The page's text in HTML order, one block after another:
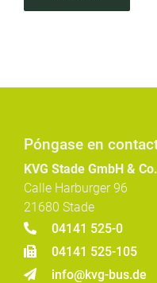
Póngase en
KVG Stade GmbH &
Calle Harburger 96
21680 Stade
04141 525-0
04141 525-105
info@kvg-bus.de